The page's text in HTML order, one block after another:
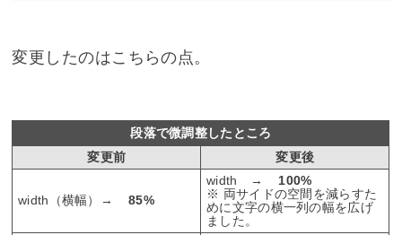
変更したのはこちらの点。
段落で微調整したところ
変更前
変更後
width（横幅）→ 85%
width →
100%
※ 両サイドの空間を減らすた
めに文字の横一列の幅を広げ
ました。